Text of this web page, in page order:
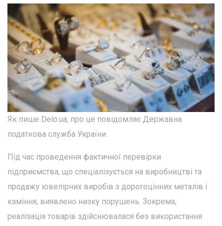
Як пише Delo.ua, про це повідомляє Державна
податкова служба України.
Під час проведення фактичної перевірки
підприємства, що спеціалізується на виробництві та
продажу ювелірних виробів з дорогоцінних металів і
каміння, виявлено низку порушень. Зокрема,
реалізація товарів здійснювалася без використання